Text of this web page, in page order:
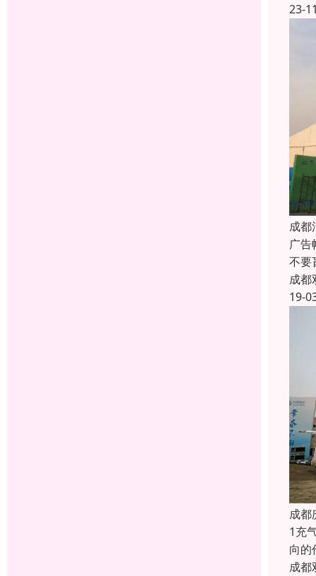
23-
成都
广告
不要
成都
19-
成都
1充
向的
成都